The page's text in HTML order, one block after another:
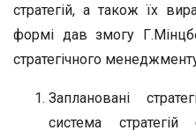
стратегій, а також їх
формі дав змогу
стратегічного
Заплановані
система